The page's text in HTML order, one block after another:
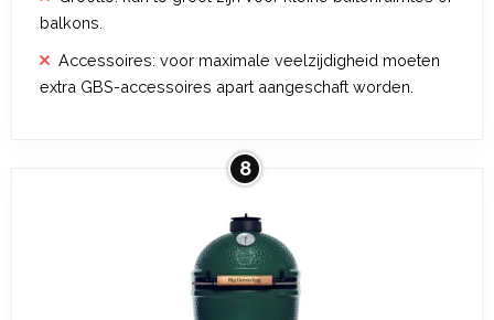
balkons.
Accessoires: voor maximale veelzijdigheid moeten
extra GBS-accessoires apart aangeschaft worden.
8